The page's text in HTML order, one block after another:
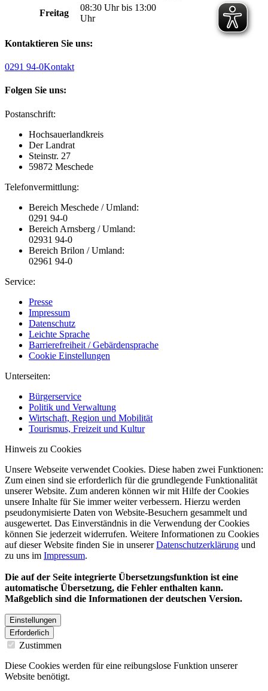
Freitag
08:30 Uhr bis 13:00
Uhr
Kontaktieren Sie uns:
0291 94-0Kontakt
Folgen Sie uns:
Postanschrift:
Hochsauerlandkreis
Der Landrat
Steinstr. 27
59872 Meschede
Telefonvermittlung:
Bereich Meschede / Umland:
0291 94-0
Bereich Arnsberg / Umland:
02931 94-0
Bereich Brilon / Umland:
02961 94-0
Service:
Presse
Impressum
Datenschutz
Leichte Sprache
Barrierefreiheit / Gebärdensprache
Cookie Einstellungen
Unterseiten:
Bürgerservice
Politik und Verwaltung
Wirtschaft, Region und Mobilität
Tourismus, Freizeit und Kultur
Hinweis zu Cookies
Unsere Webseite verwendet Cookies. Diese haben zwei Funktionen:
Zum einen sind sie erforderlich für die grundlegende Funktionalität
unserer Website. Zum anderen können wir mit Hilfe der Cookies
unsere Inhalte für Sie immer weiter verbessern. Hierzu werden
pseudonymisierte Daten von Website-Besuchern gesammelt und
ausgewertet. Das Einverständnis in die Verwendung der Cookies
können Sie jederzeit widerrufen. Weitere Informationen zu Cookies
auf dieser Website finden Sie in unsererDatenschutzerklärung und
zu uns im Impressum.
Die auf der Seite integrierte Übersetzungsfunktion ist eine
automatische Übersetzung, die Fehler enthalten kann.
Maßgeblich sind die Informationen der deutschen Version.
Einstellungen
Erforderlich
Zustimmen
Diese Cookies werden für eine reibungslose Funktion unserer
Website benötigt.